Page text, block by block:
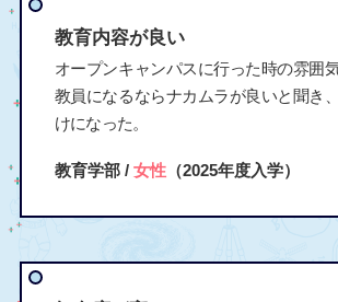
教育内容が良い
オープンキャンパスに行った時の雰囲
教員になるならナカムラが良いと聞き
けになった。
教育学部 / 女性（2025年度入学）